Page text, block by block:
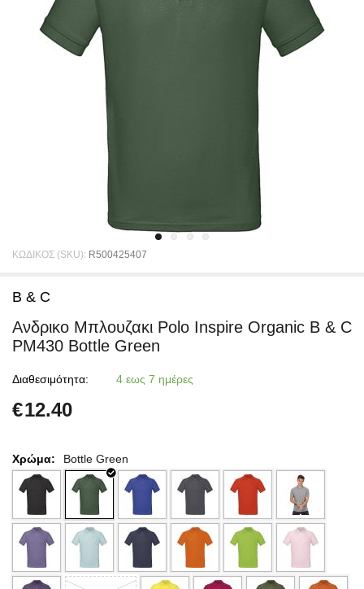
ΚΩΔΙΚΟΣ (SKU): R500425407
B & C
Ανδρικο Μπλουζακι Polο Inspire Organic B & C
PM430 Bottle Green
Διαθεσιμότητα: 4 εως 7 ημέρες
€12.40
Χρώμα: Bottle Green